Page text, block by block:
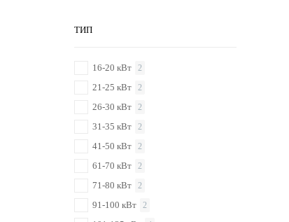
ТИП
16-20 кВт 2
21-25 кВт 2
26-30 кВт 2
31-35 кВт 2
41-50 кВт 2
61-70 кВт 2
71-80 кВт 2
91-100 кВт 2